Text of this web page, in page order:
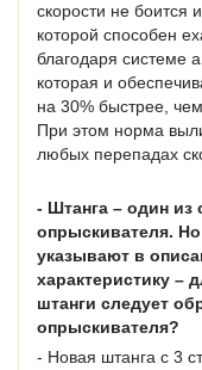
скорости не боится
которой способен
благодаря системе
которая и
на 30% быстрее,
При этом норма
любых перепадах
- Штанга – один
опрыскивателя.
указывают в
характеристику –
штанги следует
опрыскивателя?
- Новая штанга с 3